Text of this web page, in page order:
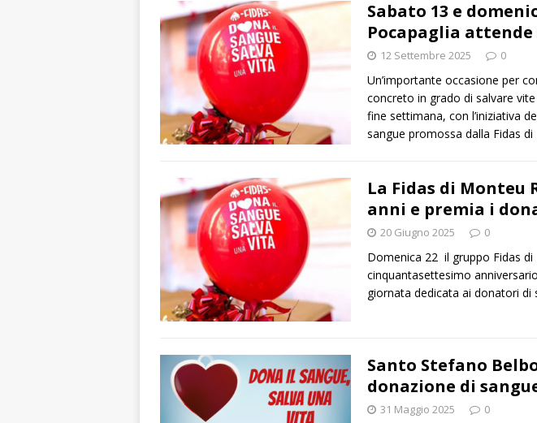
Sabato 13 e
Pocapaglia
12 Settembre 2025 0
Un’importante occasione per
concreto in grado di salvare
fine settimana, con l’iniziativa
sangue promossa dalla Fidas di
La Fidas di Monteu
anni e premia i
20 Giugno 2025 0
Domenica 22 il gruppo Fidas
cinquantasettesimo
giornata dedicata ai donatori di
Santo Stefano
donazione di
31 Maggio 2025 0